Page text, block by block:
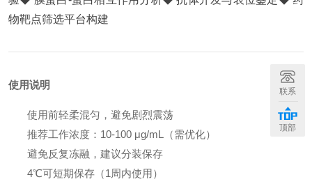
物靶点筛选平台构建
使用说明
使用前轻柔混匀，避免剧烈震荡
推荐工作浓度：10-100 μg/mL（需优化）
避免反复冻融，建议分装保存
4℃可短期保存（1周内使用）
联系
顶部